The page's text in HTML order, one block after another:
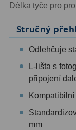
Svítilny5
Čištění28
Binohlavy3
Ostatní1
Montáže93
Azimutální AZ5
Délka tyče pro
Stručný
Odlehčuje
L-lišta s
připojení
mm